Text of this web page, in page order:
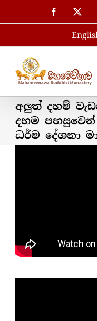
to
Facebook
අලුත් දහම්
දහම
ධර්ම දේශනා